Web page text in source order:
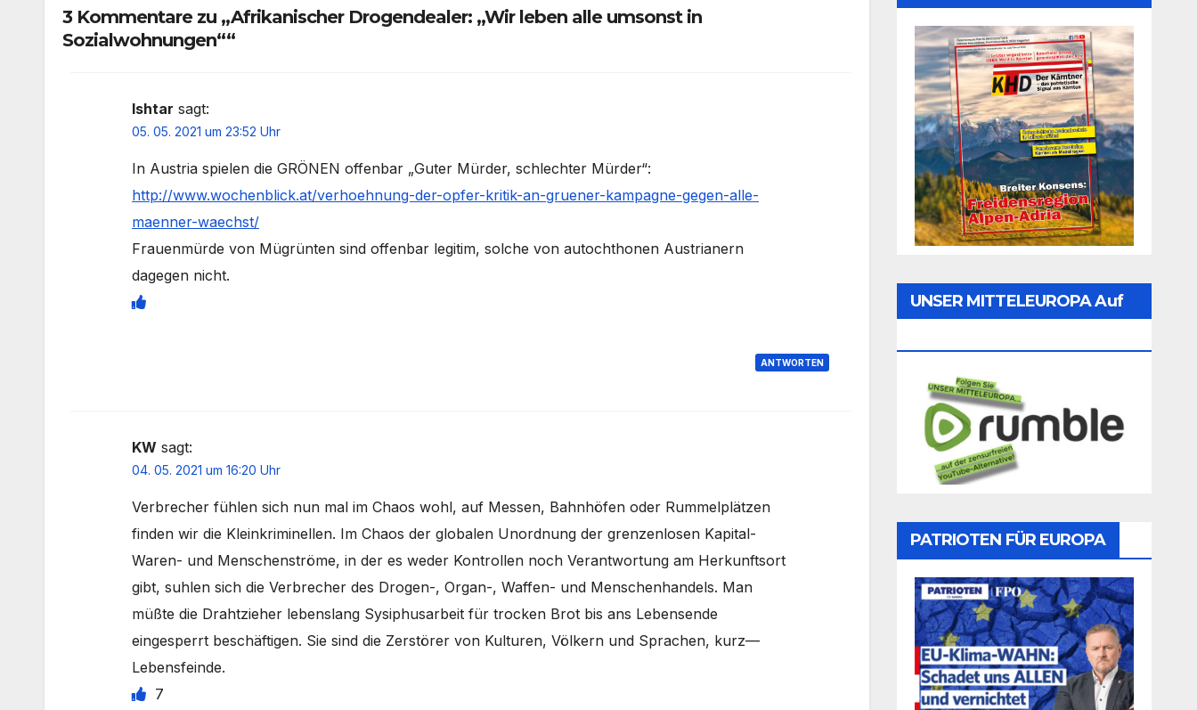
3 Kommentare zu „Afrikanischer Drogendealer: „Wir leben alle umsonst in
Sozialwohnungen““
Ishtar sagt:
05. 05. 2021 um 23:52 Uhr
In Austria spielen die GRÖNEN offenbar „Guter Mürder, schlechter Mürder“:
http://www.wochenblick.at/verhoehnung-der-opfer-kritik-an-gruener-kampagne-gegen-alle-
maenner-waechst/
Frauenmürde von Mügrünten sind offenbar legitim, solche von autochthonen Austrianern
dagegen nicht.
ANTWORTEN
KW sagt:
04. 05. 2021 um 16:20 Uhr
Verbrecher fühlen sich nun mal im Chaos wohl, auf Messen, Bahnhöfen oder Rummelplätzen
finden wir die Kleinkriminellen. Im Chaos der globalen Unordnung der grenzenlosen Kapital-
Waren- und Menschenströme, in der es weder Kontrollen noch Verantwortung am Herkunftsort
gibt, suhlen sich die Verbrecher des Drogen-, Organ-, Waffen- und Menschenhandels. Man
müßte die Drahtzieher lebenslang Sysiphusarbeit für trocken Brot bis ans Lebensende
eingesperrt beschäftigen. Sie sind die Zerstörer von Kulturen, Völkern und Sprachen, kurz—
Lebensfeinde.
7
UNSER MITTELEUROPA Auf
PATRIOTEN FÜR EUROPA